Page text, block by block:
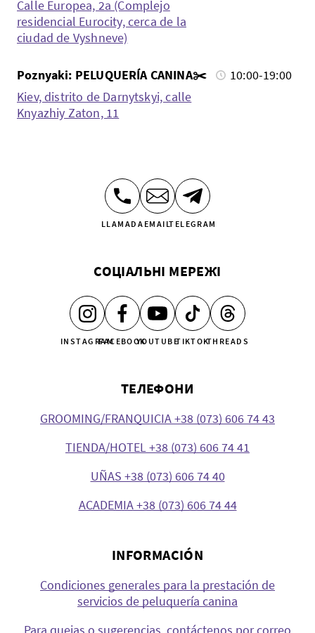
Calle Europea, 2a (Complejo
residencial Eurocity, cerca de la
ciudad de Vyshneve)
Poznyaki: PELUQUERÍA CANINA✂️
10:00-19:00
Kiev, distrito de Darnytskyi, calle
Knyazhiy Zaton, 11
LLAMADA EMAILTELEGRAM
СОЦІАЛЬНІ МЕРЕЖІ
INSTAGRAMFACEBOOKYOUTUBETIKTOKTHREADS
ТЕЛЕФОНИ
GROOMING/FRANQUICIA +38 (073) 606 74 43
TIENDA/HOTEL +38 (073) 606 74 41
UÑAS +38 (073) 606 74 40
ACADEMIA +38 (073) 606 74 44
INFORMACIÓN
Condiciones generales para la prestación de
servicios de peluquería canina